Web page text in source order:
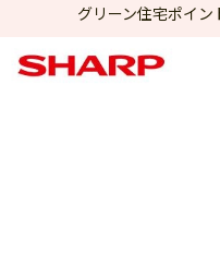
ダイニングセット
グリーン住宅ポイ